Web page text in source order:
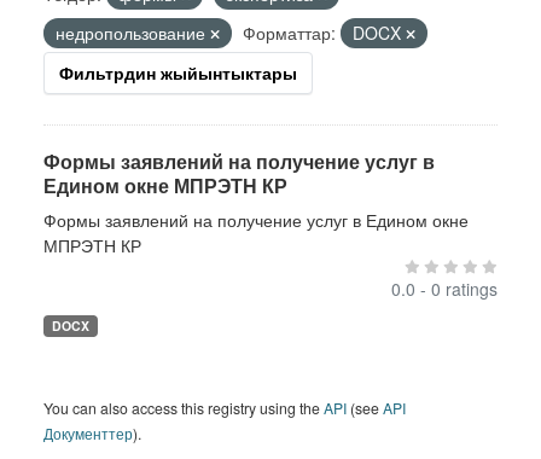
недропользование
Форматтар:
DOCX
Фильтрдин жыйынтыктары
Формы заявлений на получение услуг в
Едином окне МПРЭТН КР
Формы заявлений на получение услуг в Едином окне
МПРЭТН КР
0.0 - 0 ratings
DOCX
You can also access this registry using theAPI (seeAPI
Документтер).